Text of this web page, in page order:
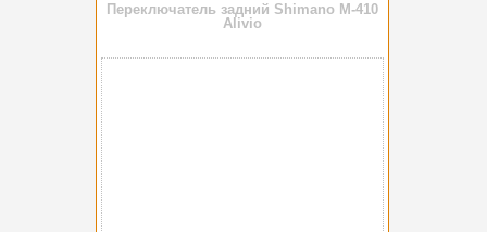
Переключатель задний Shimano M-410
Alivio